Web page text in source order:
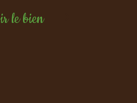
le bien